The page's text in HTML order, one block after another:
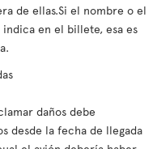
de ellas.Si el nombre o el
en el billete, esa es
daños debe
desde la fecha de llegada